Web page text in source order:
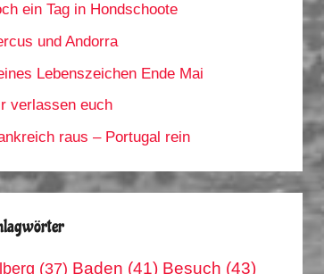
ein Tag in Hondschoote
und Andorra
Lebenszeichen Ende Mai
verlassen euch
raus – Portugal rein
(37) Baden (41) Besuch (43)